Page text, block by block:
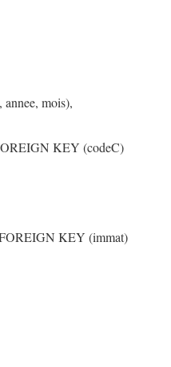
mois),
KEY (codeC)
KEY (immat)